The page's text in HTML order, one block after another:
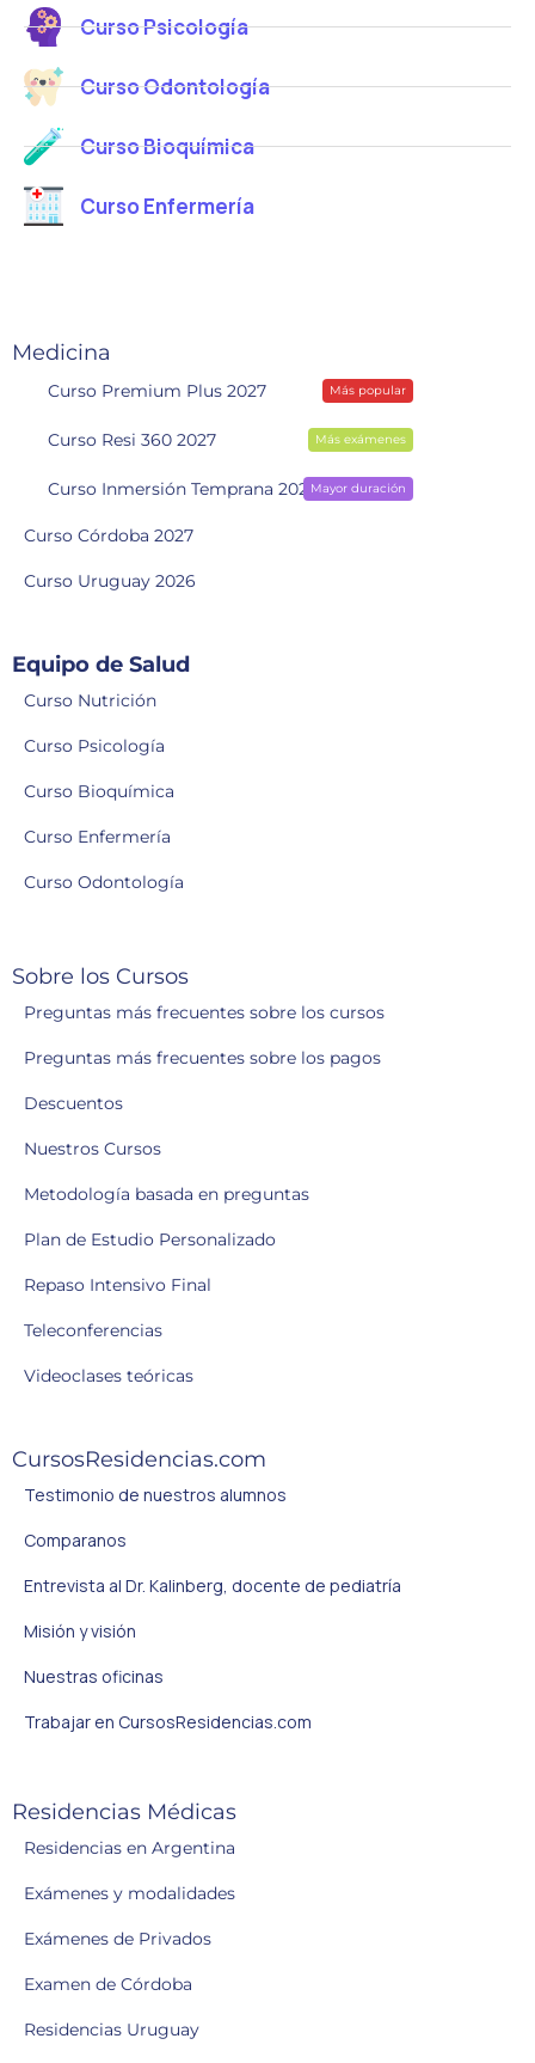
Curso Psicología
Curso Odontología
Curso Bioquímica
Curso Enfermería
Medicina
Curso Premium Plus 2027 Más popular
Curso Resi 360 2027 Más exámenes
Curso Inmersión Temprana 2028Mayor duración
Curso Córdoba 2027
Curso Uruguay 2026
Equipo de Salud
Curso Nutrición
Curso Psicología
Curso Bioquímica
Curso Enfermería
Curso Odontología
Sobre los Cursos
Preguntas más frecuentes sobre los cursos
Preguntas más frecuentes sobre los pagos
Descuentos
Nuestros Cursos
Metodología basada en preguntas
Plan de Estudio Personalizado
Repaso Intensivo Final
Teleconferencias
Videoclases teóricas
CursosResidencias.com
Testimonio de nuestros alumnos
Comparanos
Entrevista al Dr. Kalinberg, docente de pediatría
Misión y visión
Nuestras oficinas
Trabajar en CursosResidencias.com
Residencias Médicas
Residencias en Argentina
Exámenes y modalidades
Exámenes de Privados
Examen de Córdoba
Residencias Uruguay